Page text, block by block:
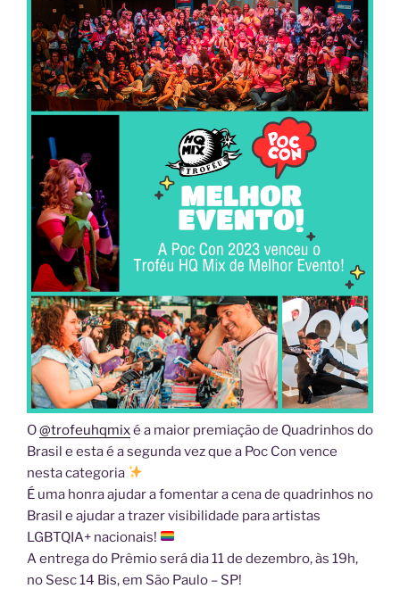
O@trofeuhqmixé a maior premiação de Quadrinhos do
Brasil e esta é a segunda vez que a Poc Con vence
nesta categoria
É uma honra ajudar a fomentar a cena de quadrinhos no
Brasil e ajudar a trazer visibilidade para artistas
LGBTQIA+ nacionais!
A entrega do Prêmio será dia 11 de dezembro, às 19h,
no Sesc 14 Bis, em São Paulo – SP!